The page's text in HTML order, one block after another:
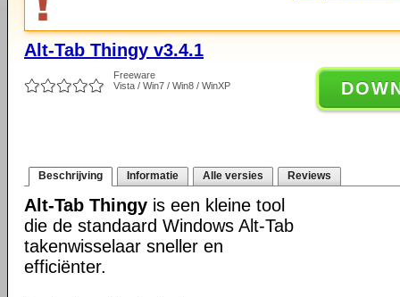
Alt-Tab Thingy v3.4.1
Freeware
Vista / Win7 / Win8 / WinXP
Beschrijving Informatie Alle versies Reviews
Alt-Tab Thingy is een kleine tool
die de standaard Windows Alt-Tab
takenwisselaar sneller en
efficiënter.